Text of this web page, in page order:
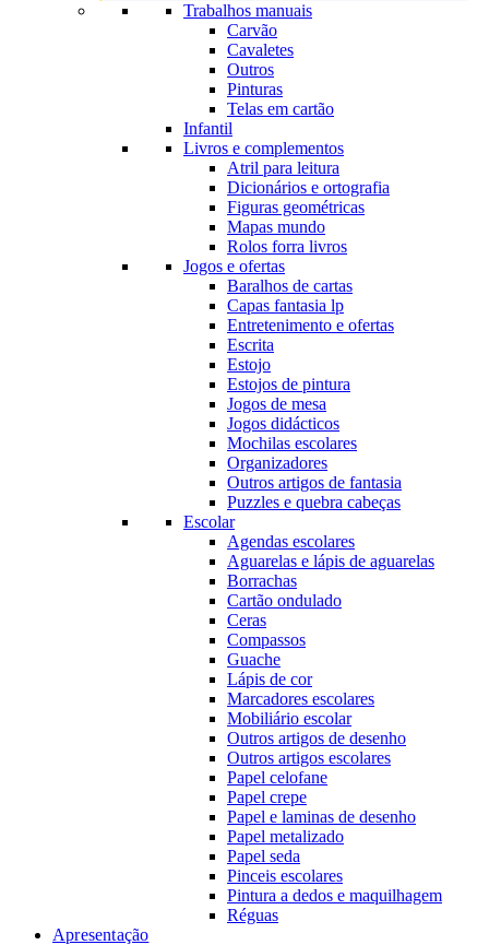
Trabalhos manuais
Carvão
Cavaletes
Outros
Pinturas
Telas em cartão
Infantil
Livros e complementos
Atril para leitura
Dicionários e ortografia
Figuras geométricas
Mapas mundo
Rolos forra livros
Jogos e ofertas
Baralhos de cartas
Capas fantasia lp
Entretenimento e ofertas
Escrita
Estojo
Estojos de pintura
Jogos de mesa
Jogos didácticos
Mochilas escolares
Organizadores
Outros artigos de fantasia
Puzzles e quebra cabeças
Escolar
Agendas escolares
Aguarelas e lápis de aguarelas
Borrachas
Cartão ondulado
Ceras
Compassos
Guache
Lápis de cor
Marcadores escolares
Mobiliário escolar
Outros artigos de desenho
Outros artigos escolares
Papel celofane
Papel crepe
Papel e laminas de desenho
Papel metalizado
Papel seda
Pinceis escolares
Pintura a dedos e maquilhagem
Réguas
Apresentação